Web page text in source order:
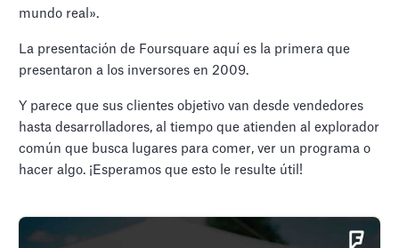
mundo real».
La presentación de Foursquare aquí es la primera que
presentaron a los inversores en 2009.
Y parece que sus clientes objetivo van desde vendedores
hasta desarrolladores, al tiempo que atienden al explorador
común que busca lugares para comer, ver un programa o
hacer algo. ¡Esperamos que esto le resulte útil!